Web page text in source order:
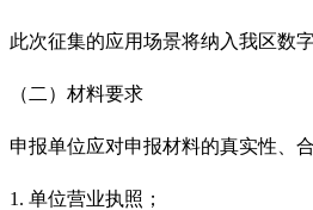
此次征集的应用场景将纳入我区数
（二）材料要求
申报单位应对申报材料的真实性、
1. 单位营业执照；